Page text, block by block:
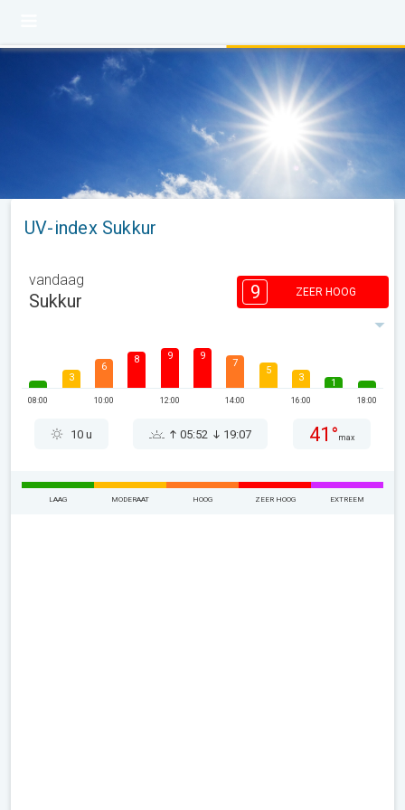
UV-index Sukkur
vandaag
Sukkur 9 ZEER HOOG
08:00
3
6
10:00
8 9
12:00
9
7
14:00
5
3
16:00
1
18:00
10 u 05:52 19:07 41° max
LAAG MODERAAT HOOG ZEER HOOG EXTREEM